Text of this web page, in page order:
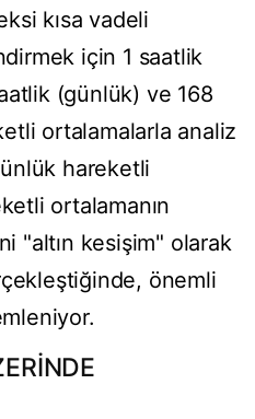
kısa vadeli
için 1 saatlik
(günlük) ve 168
ortalamalarla analiz
hareketli
ortalamanın
"altın kesişim" olarak
önemli